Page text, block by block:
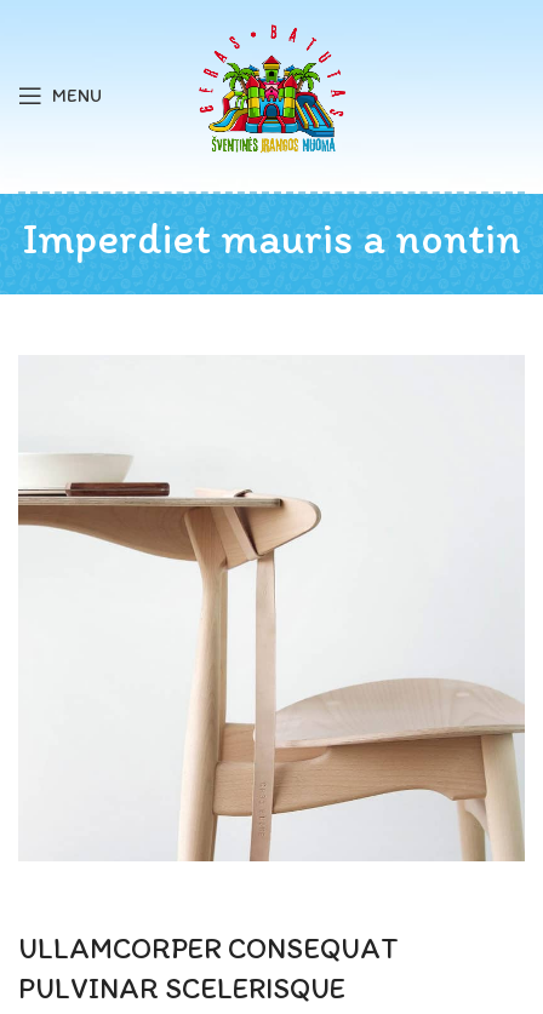
MENU
Imperdiet mauris a nontin
ULLAMCORPER CONSEQUAT
PULVINAR SCELERISQUE